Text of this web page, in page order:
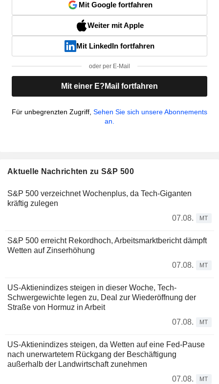
Mit Google fortfahren
Weiter mit Apple
Mit LinkedIn fortfahren
oder per E-Mail
Mit einer E?Mail fortfahren
Für unbegrenzten Zugriff, Sehen Sie sich unsere Abonnements
an.
Aktuelle Nachrichten zu S&P 500
S&P 500 verzeichnet Wochenplus, da Tech-Giganten
kräftig zulegen
07.08.
MT
S&P 500 erreicht Rekordhoch, Arbeitsmarktbericht dämpft
Wetten auf Zinserhöhung
07.08.
MT
US-Aktienindizes steigen in dieser Woche, Tech-
Schwergewichte legen zu, Deal zur Wiederöffnung der
Straße von Hormuz in Arbeit
07.08.
MT
US-Aktienindizes steigen, da Wetten auf eine Fed-Pause
nach unerwartetem Rückgang der Beschäftigung
außerhalb der Landwirtschaft zunehmen
07.08.
MT